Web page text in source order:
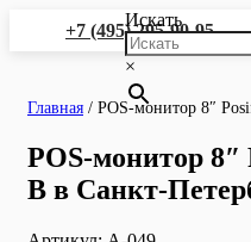
+7 (495) 295-90-95
Искать
×
Главная / POS-монитор 8″
POS-монитор
B в Санкт-